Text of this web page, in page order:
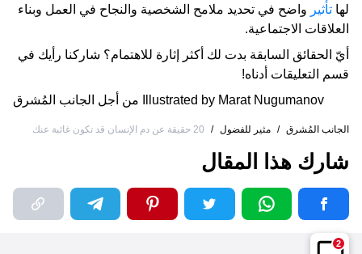
لها تأثير واضح في تحديد ملامح الشخصية والنجاح في العمل وبناء
العلاقات الاجتماعية.
أيّ الحقائق السابقة بدت لك أكثر إثارة للاهتمام؟ شاركنا رأيك في
قسم التعليقات أدناه!
Illustrated by Marat Nugumanov
من أجل الجانب المُشرق
2
الجانب المُشرق / مثير للفضول / 20 حقيقة عن دم الإنسان قد تكون غائبة عنك
شارك هذا المقال